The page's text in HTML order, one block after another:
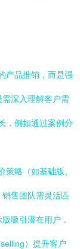
产品推销，而是强
深入理解客户需
，例如通过案例分
策略（如基础版、
售团队需灵活匹
吸引潜在用户，
）提升客户